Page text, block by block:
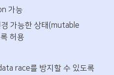
가능
가능한 상태(mutable
허용